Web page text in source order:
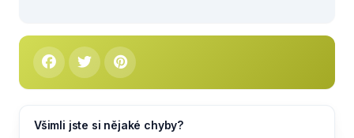
Všimli jste si nějaké chyby?